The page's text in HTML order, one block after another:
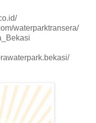
waterparktransera/